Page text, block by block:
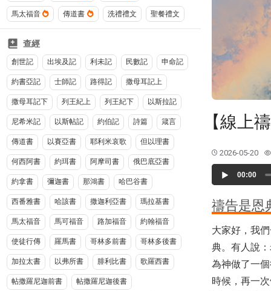
馬太福音 傳道書 洗禮禮文 聖餐禮文
查經
創世記 出埃及記 利未記 民數記 申命記
約書亞記 士師記 路得記 撒母耳記上
撒母耳記下 列王紀上 列王紀下 以斯拉記
尼希米記 以斯帖記 約伯記 詩篇 箴言
傳道書 以賽亞書 耶利米哀歌 但以理書
何西阿書 約珥書 阿摩司書 俄巴底亞書
約拿書 彌迦書 那鴻書 哈巴谷書
西番雅書 哈該書 撒迦利亞書 瑪拉基書
馬太福音 馬可福音 路加福音 約翰福音
使徒行傳 羅馬書 哥林多前書 哥林多後書
加拉太書 以弗所書 腓利比書 歌羅西書
帖撒羅尼迦前書 帖撒羅尼迦後書
【線上
2026-05-20
Player
00:00
禱告是恩
大家好，我
典。有人說
為神做了一
時候，再一